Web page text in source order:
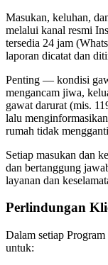
Masukan, keluhan,
melalui kanal resmi
tersedia 24 jam
laporan dicatat dan
Penting — kondisi
mengancam jiwa,
gawat darurat (mis.
lalu
rumah tidak
Setiap masukan dan
dan bertanggung
layanan dan
Perlindungan
Dalam setiap
untuk: